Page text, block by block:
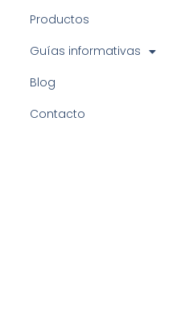
Productos
Guías informativas
Blog
Contacto